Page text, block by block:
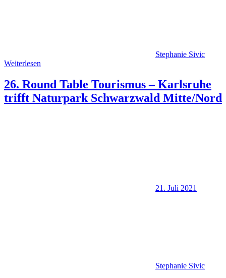
Stephanie Sivic
Weiterlesen
26. Round Table Tourismus – Karlsruhe
trifft Naturpark Schwarzwald Mitte/Nord
21. Juli 2021
Stephanie Sivic